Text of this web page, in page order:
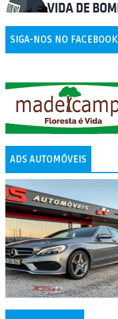
SIGA-NOS NO FACEBOOK
ADS AUTOMÓVEIS